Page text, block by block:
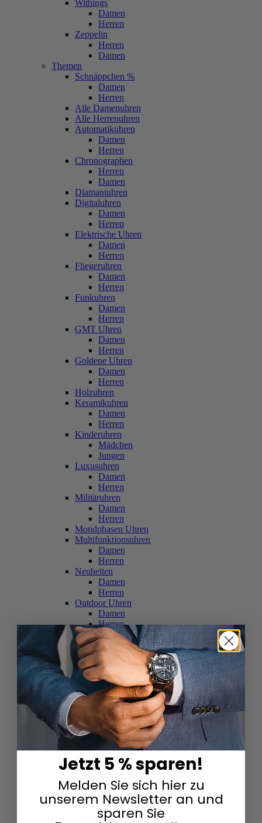
Withings
Damen
Herren
Zeppelin
Herren
Damen
Themen
Schnäppchen %
Damen
Herren
Alle Damenuhren
Alle Herrenuhren
Automatikuhren
Damen
Herren
Chronographen
Herren
Damen
Diamantuhren
Digitaluhren
Damen
Herren
Elektrische Uhren
Damen
Herren
Fliegeruhren
Damen
Herren
Funkuhren
Damen
Herren
GMT Uhren
Damen
Herren
Goldene Uhren
Damen
Herren
Holzuhren
Keramikuhren
Damen
Herren
Kinderuhren
Mädchen
Jungen
Luxusuhren
Damen
Herren
Militäruhren
Damen
Herren
Mondphasen Uhren
Multifunktionsuhren
Damen
Herren
Neuheiten
Damen
Herren
Outdoor Uhren
Damen
Herren
Schweizer Uhren
Damen
Herren
Skelettuhren
Damen
Herren
Smartwatches
Damen
Herren
Solaruhren
Herren
Damen
Sportuhren
Damen
Herren
Swarovski & Edelsteine
Damen
Herren
Jetzt 5 % sparen!
Melden Sie sich hier zu
unserem Newsletter an und
sparen Sie